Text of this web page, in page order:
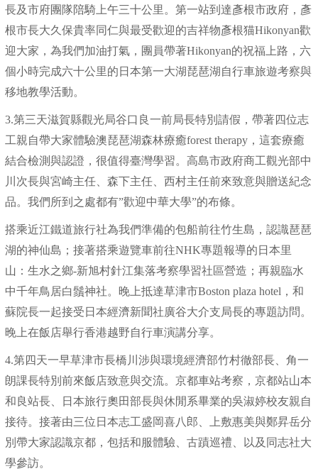
長及市府團隊陪騎上午三十公里。第一站到達彥根市政府，彥
根市長大久保貴率同仁與最受歡迎的吉祥物彥根猫Hikonyan歡
迎大家，為我們加油打氣，團員帶著Hikonyan的祝福上路，六
個小時完成六十公里的日本第一大湖琵琶湖自行車旅遊考察與
移地教學活動。
3.第三天滋賀縣觀光局谷口良一前局長特別請假，帶著四位志
工親自帶大家體驗澳琵琶湖森林療癒forest therapy，這套療癒
結合檢測與認證，很值得臺灣學習。高島市政府商工觀光部中
川次長與宮崎主任、森下主任、西村主任前來致意與贈送紀念
品。我們所到之處都有”歡迎中華大學”的布條。
搭乘近江鐵道旅行社為我們準備的包船前往竹生島，認識琶琶
湖的神仙島；接著搭乘遊覽車前往NHK專題報導的日本里
山：生水之鄉-新旭村針江集落考察學習社區營造；再親臨水
中千年鳥居白鬚神社。晚上抵達草津市Boston plaza hotel，和
蘇院長一起接受日本經濟新聞社廣谷大介支局長的專題訪問。
晚上在飯店舉行香港越野自行車演講分享。
4.第四天一早草津市長橋川涉與環境經濟部竹村徹部長、角一
朗課長特別前來飯店致意與交流。京都車站考察，京都站山本
和良站長、日本旅行奧田部長與休閒系畢業的吳淑婷校友親自
接待。接著由三位日本志工盛岡喜八郎、上敷惠美與鄭昇岳分
別帶大家認識京都，包括和服體驗、古蹟巡禮、以及同志社大
學參訪。